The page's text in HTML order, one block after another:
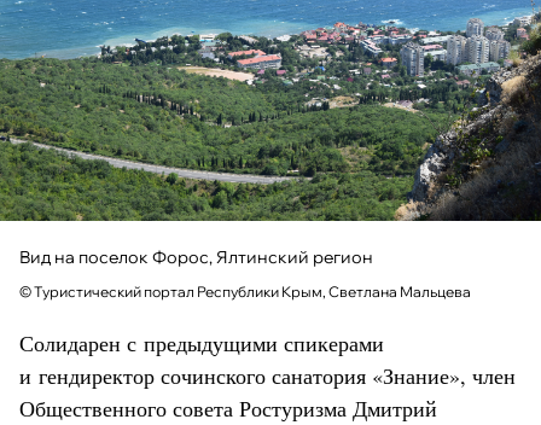
Вид на поселок Форос, Ялтинский регион
© Туристический портал Республики Крым, Светлана Мальцева
Солидарен с предыдущими спикерами
и гендиректор сочинского санатория «Знание», член
Общественного совета Ростуризма Дмитрий